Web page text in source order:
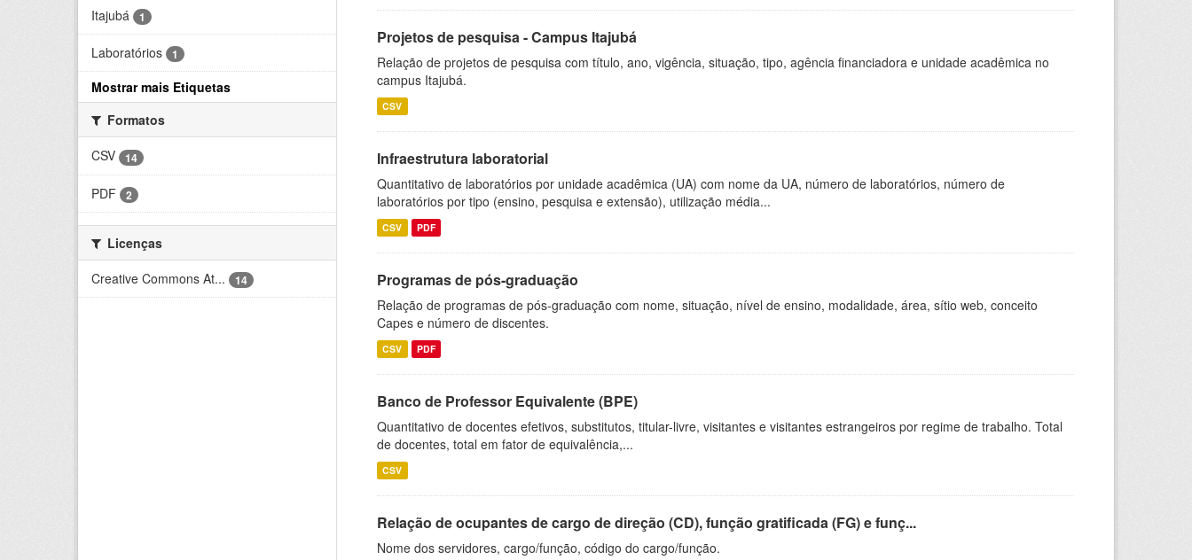
Itajubá 1
Laboratórios 1
Mostrar mais Etiquetas
Formatos
CSV
14
PDF 2
Licenças
Creative Commons At...
14
Projetos de pesquisa - Campus Itajubá
Relação de projetos de pesquisa com título, ano, vigência, situação, tipo, agência financiadora e unidade acadêmica no
campus Itajubá.
CSV
Infraestrutura laboratorial
Quantitativo de laboratórios por unidade acadêmica (UA) com nome da UA, número de laboratórios, número de
laboratórios por tipo (ensino, pesquisa e extensão), utilização média...
CSV PDF
Programas de pós-graduação
Relação de programas de pós-graduação com nome, situação, nível de ensino, modalidade, área, sítio web, conceito
Capes e número de discentes.
CSV PDF
Banco de Professor Equivalente (BPE)
Quantitativo de docentes efetivos, substitutos, titular-livre, visitantes e visitantes estrangeiros por regime de trabalho. Total
de docentes, total em fator de equivalência,...
CSV
Relação de ocupantes de cargo de direção (CD), função gratificada (FG) e funç...
Nome dos servidores, cargo/função, código do cargo/função.